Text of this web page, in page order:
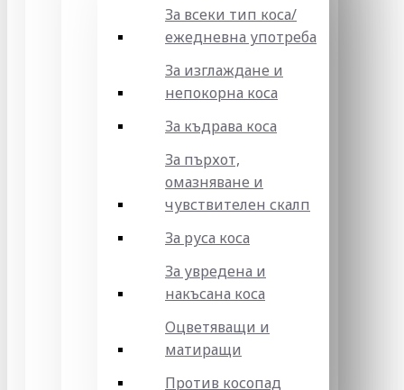
За всеки тип коса/
ежедневна употреба
За изглаждане и
непокорна коса
За къдрава коса
За пърхот,
омазняване и
чувствителен скалп
За руса коса
За увредена и
накъсана коса
Оцветяващи и
матиращи
Против косопад